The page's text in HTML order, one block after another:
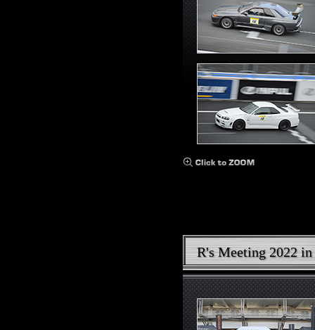
R's Meeting 2022